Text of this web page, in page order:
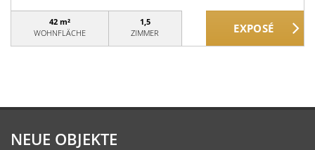
42 m²
WOHNFLÄCHE
1,5
ZIMMER
NEUE OBJEKTE